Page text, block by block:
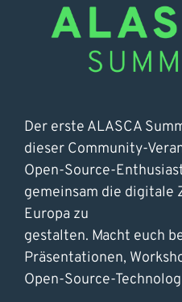
Der erste ALASCA
dieser Community-
Open-Source-
gemeinsam die digitale
Europa zu
gestalten. Macht euch
Präsentationen,
Open-Source-